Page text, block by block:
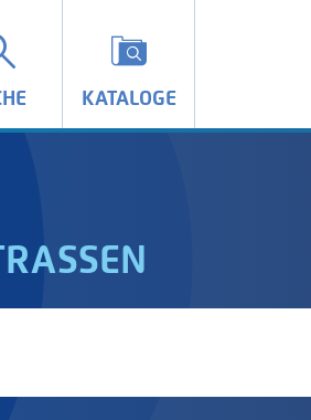
KATALOGE